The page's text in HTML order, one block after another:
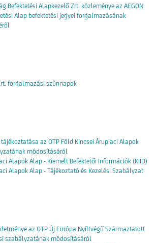
Befektetési Alapkezelő Zrt. közleménye az AEGON
Alap befektetési jegyei forgalmazásának
forgalmazási szünnapok
az OTP Föld Kincsei Árupiaci Alapok
módosításáról
Alapok Alap - Kiemelt Befektetői Információk (KIID)
Alapok Alap - Tájékoztató és Kezelési Szabályzat
az OTP Új Európa Nyíltvégű Származtatott
szabályzatának módosításáról